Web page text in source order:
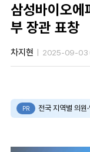
삼성바이오에
부 장관 표창
차지현 2025-09-03
PR 전국 지역별 의원